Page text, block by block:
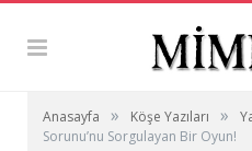
Anasayfa » Köşe Yazıları »
Sorunu’nu Sorgulayan Bir Oyun!